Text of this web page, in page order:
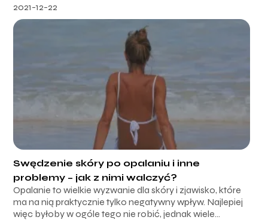
2021-12-22
Swędzenie skóry po opalaniu i inne
problemy – jak z nimi walczyć?
Opalanie to wielkie wyzwanie dla skóry i zjawisko, które
ma na nią praktycznie tylko negatywny wpływ. Najlepiej
więc byłoby w ogóle tego nie robić, jednak wiele...